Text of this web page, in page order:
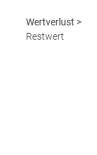
Wertverlust >
Restwert